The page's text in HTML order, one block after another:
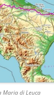
Maria di Leuca